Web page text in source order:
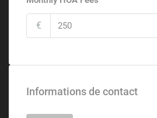
€
Informations de contact